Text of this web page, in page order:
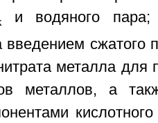
и водяного пара;
сжатого
металла для
металлов, а